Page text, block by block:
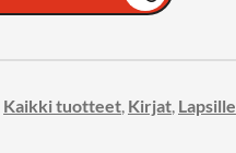
Kaikki tuotteet, Kirjat, Lapsille